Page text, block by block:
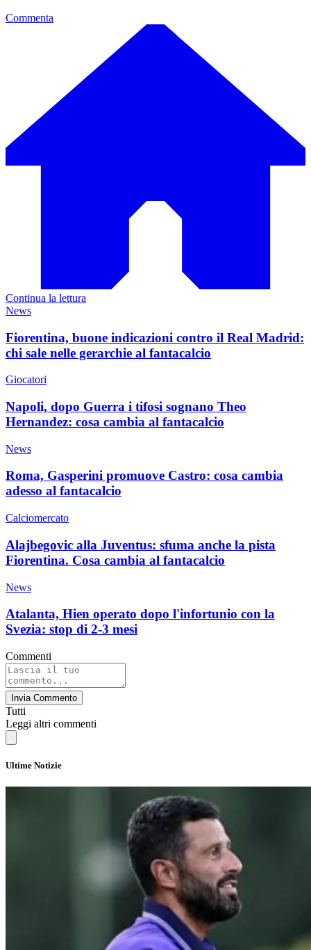
Commenta
Continua la lettura
News
Fiorentina, buone indicazioni contro il Real Madrid:
chi sale nelle gerarchie al fantacalcio
Giocatori
Napoli, dopo Guerra i tifosi sognano Theo
Hernandez: cosa cambia al fantacalcio
News
Roma, Gasperini promuove Castro: cosa cambia
adesso al fantacalcio
Calciomercato
Alajbegovic alla Juventus: sfuma anche la pista
Fiorentina. Cosa cambia al fantacalcio
News
Atalanta, Hien operato dopo l'infortunio con la
Svezia: stop di 2-3 mesi
Commenti
Invia Commento
Tutti
Leggi altri commenti
Ultime Notizie